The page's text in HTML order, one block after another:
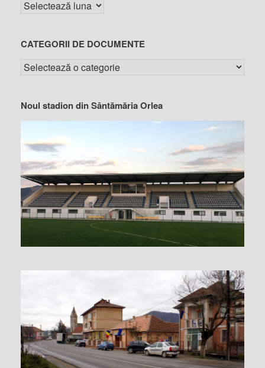
CATEGORII DE DOCUMENTE
Noul stadion din Sântămăria Orlea